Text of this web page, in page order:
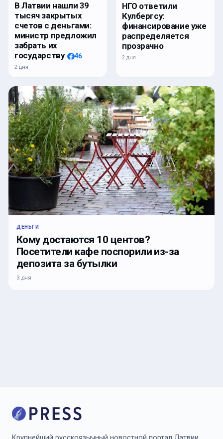
В Латвии нашли 39
тысяч закрытых
счетов с деньгами:
министр предложил
забрать их
государству
46
2 дня
НГО ответили
Кулбергсу:
финансирование уже
распределяется
прозрачно
2 дня
ДЕНЬГИ
Кому достаются 10 центов?
Посетители кафе поспорили из-за
депозита за бутылки
3 дня